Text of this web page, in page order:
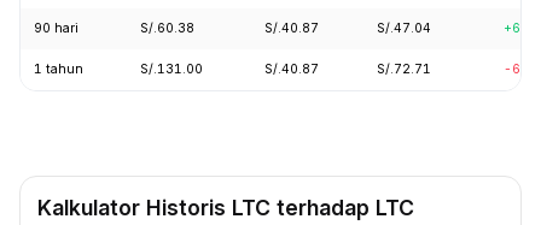
90 hari S/.60.38 S/.40.87 S/.47.04
1 tahun S/.131.00 S/.40.87 S/.72.71 -
Kalkulator Historis LTC terhadap LTC